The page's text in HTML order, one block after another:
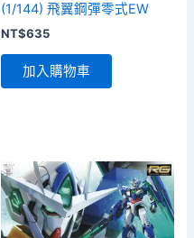
(1/144) 飛翼鋼彈零式EW
NT$635
加入購物車